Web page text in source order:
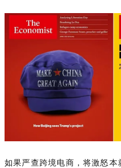
如果严查跨境电商，将激怒本